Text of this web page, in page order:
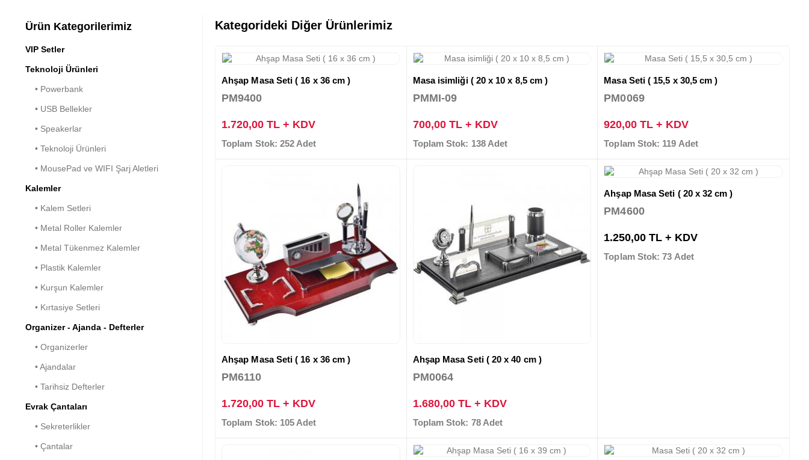
Ürün Kategorilerimiz
VIP Setler
Teknoloji Ürünleri
• Powerbank
• USB Bellekler
• Speakerlar
• Teknoloji Ürünleri
• MousePad ve WIFI Şarj Aletleri
Kalemler
• Kalem Setleri
• Metal Roller Kalemler
• Metal Tükenmez Kalemler
• Plastik Kalemler
• Kurşun Kalemler
• Kırtasiye Setleri
Organizer - Ajanda - Defterler
• Organizerler
• Ajandalar
• Tarihsiz Defterler
Evrak Çantaları
• Sekreterlikler
• Çantalar
Kategorideki Diğer Ürünlerimiz
Ahşap Masa Seti ( 16 x 36 cm )
PM9400
1.720,00 TL + KDV
Toplam Stok: 252 Adet
Masa isimliği ( 20 x 10 x 8,5 cm )
PMMI-09
700,00 TL + KDV
Toplam Stok: 138 Adet
Masa Seti ( 15,5 x 30,5 cm )
PM0069
920,00 TL + KDV
Toplam Stok: 119 Adet
Ahşap Masa Seti ( 16 x 36 cm )
PM6110
1.720,00 TL + KDV
Toplam Stok: 105 Adet
Ahşap Masa Seti ( 20 x 40 cm )
PM0064
1.680,00 TL + KDV
Toplam Stok: 78 Adet
Ahşap Masa Seti ( 20 x 32 cm )
PM4600
1.250,00 TL + KDV
Toplam Stok: 73 Adet